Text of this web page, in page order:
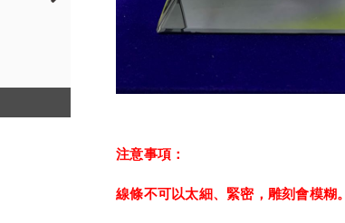
注意事項：
線條不可以太細、緊密，雕刻會模糊。